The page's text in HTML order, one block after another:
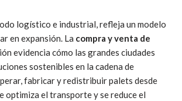
logístico e industrial, refleja un modelo
en expansión. La compra y venta de
evidencia cómo las grandes ciudades
sostenibles en la cadena de
fabricar y redistribuir palets desde
optimiza el transporte y se reduce el